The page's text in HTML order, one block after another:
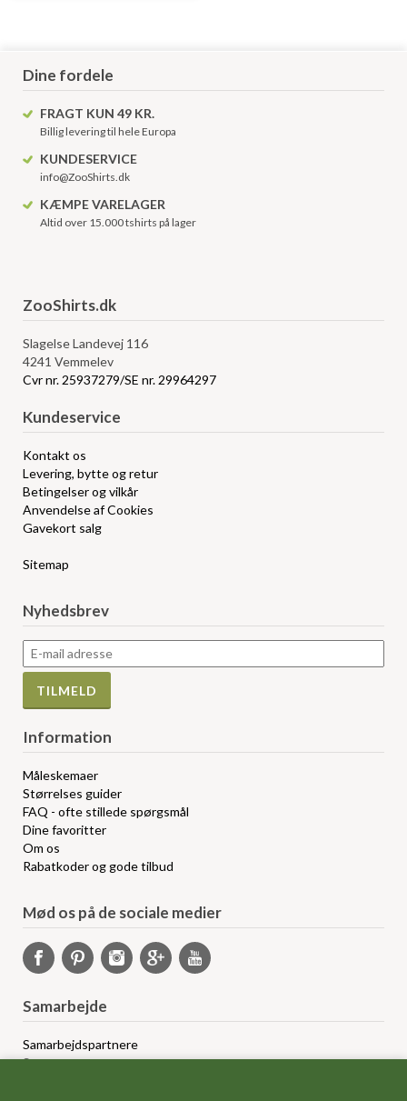
Dine fordele
FRAGT KUN 49 KR.
Billig levering til hele Europa
KUNDESERVICE
info@ZooShirts.dk
KÆMPE VARELAGER
Altid over 15.000 tshirts på lager
ZooShirts.dk
Slagelse Landevej 116
4241 Vemmelev
Cvr nr. 25937279/SE nr. 29964297
Kundeservice
Kontakt os
Levering, bytte og retur
Betingelser og vilkår
Anvendelse af Cookies
Gavekort salg
Sitemap
Nyhedsbrev
Information
Måleskemaer
Størrelses guider
FAQ - ofte stillede spørgsmål
Dine favoritter
Om os
Rabatkoder og gode tilbud
Mød os på de sociale medier
Samarbejde
Samarbejdspartnere
Sponsorprogram